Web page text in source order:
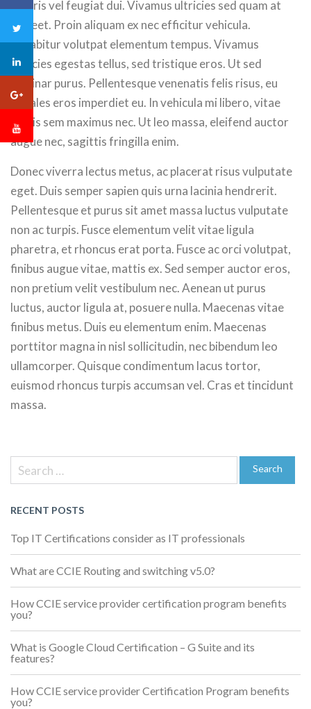
Mauris vel feugiat dui. Vivamus ultricies sed quam at
laoreet. Proin aliquam ex nec efficitur vehicula.
Curabitur volutpat elementum tempus. Vivamus
ultricies egestas tellus, sed tristique eros. Ut sed
pulvinar purus. Pellentesque venenatis felis risus, eu
sodales eros imperdiet eu. In vehicula mi libero, vitae
mollis sem maximus nec. Ut leo massa, eleifend auctor
augue nec, sagittis fringilla enim.
Donec viverra lectus metus, ac placerat risus vulputate
eget. Duis semper sapien quis urna lacinia hendrerit.
Pellentesque et purus sit amet massa luctus vulputate
non ac turpis. Fusce elementum velit vitae ligula
pharetra, et rhoncus erat porta. Fusce ac orci volutpat,
finibus augue vitae, mattis ex. Sed semper auctor eros,
non pretium velit vestibulum nec. Aenean ut purus
luctus, auctor ligula at, posuere nulla. Maecenas vitae
finibus metus. Duis eu elementum enim. Maecenas
porttitor magna in nisl sollicitudin, nec bibendum leo
ullamcorper. Quisque condimentum lacus tortor,
euismod rhoncus turpis accumsan vel. Cras et tincidunt
massa.
navigation
Search
for:
Search
RECENT POSTS
Top IT Certifications consider as IT professionals
What are CCIE Routing and switching v5.0?
How CCIE service provider certification program benefits
you?
What is Google Cloud Certification – G Suite and its
features?
How CCIE service provider Certification Program benefits
you?